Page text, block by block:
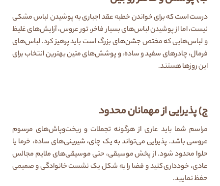
درست است که برای خواندن خطبه عقد اجباری به پوشیدن لباس مشکی
نیست، اما از پوشیدن لباس‌های بسیار فاخر، تور عروس، آرایش‌های غلیظ
و لباس‌هایی که مختص جشن‌های بزرگ است باید پرهیز کرد. لباس‌های
فرمال، چادرهای سفید و ساده، و پوشش‌های متین بهترین انتخاب برای
این روزها هستند.
ج) پذیرایی از مهمانان محدود
مراسم شما باید عاری از هرگونه تجملات و ریخت‌وپاش‌های مرسوم
عروسی باشد. پذیرایی می‌تواند به یک چای، شیرینی‌های ساده، خرما یا
حلوا محدود شود. از پخش موسیقی، حتی موسیقی‌های ملایم مجالس
عادی، خودداری کنید و فضا را به شکل یک نشست خانوادگی و صمیمی
حفظ نمایید.